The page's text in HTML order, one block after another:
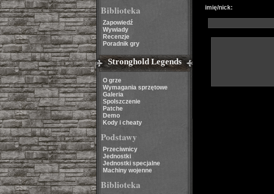
Biblioteka
Zapowiedź
Wywiady
Recenzje
Poradnik gry
Stronghold Legends
O grze
Wymagania sprzętowe
Galeria
Spolszczenie
Patche
Demo
Kody i cheaty
Podstawy
Przeciwnicy
Jednostki
Jednostki specjalne
Machiny wojenne
Biblioteka
imię/nick: